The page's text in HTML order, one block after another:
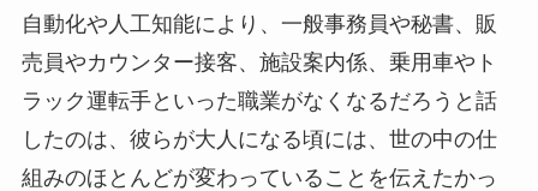
自動化や人工知能により、一般事務員や秘書、販
売員やカウンター接客、施設案内係、乗用車やト
ラック運転手といった職業がなくなるだろうと話
したのは、彼らが大人になる頃には、世の中の仕
組みのほとんどが変わっていることを伝えたかっ